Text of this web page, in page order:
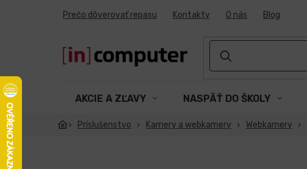
Prečo dôverovať repasu Kontakty O nás Blog
AKCIE A ZĽAVY NASPÄŤ DO ŠKOLY
Príslušenstvo Kamery a webkamery Webkamery